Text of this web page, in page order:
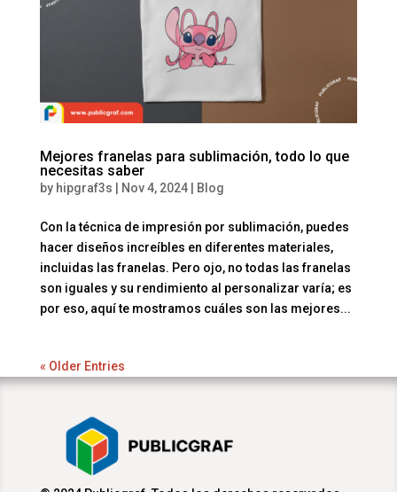
Mejores franelas para sublimación, todo lo que
necesitas saber
by hipgraf3s Nov 4, 2024| Blog
Con la técnica de impresión por sublimación, puedes
hacer diseños increíbles en diferentes materiales,
incluidas las franelas. Pero ojo, no todas las franelas
son iguales y su rendimiento al personalizar varía; es
por eso, aquí te mostramos cuáles son las mejores...
« Older Entries